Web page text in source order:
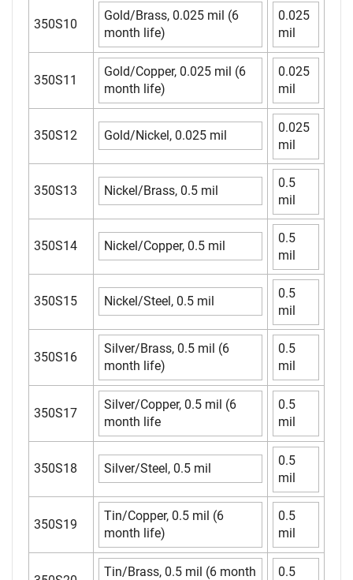
350S10
Gold/Brass, 0.025 mil (6
month life)
0.025
mil
350S11
Gold/Copper, 0.025 mil (6
month life)
0.025
mil
350S12 Gold/Nickel, 0.025 mil
0.025
mil
350S13 Nickel/Brass, 0.5 mil
0.5
mil
350S14 Nickel/Copper, 0.5 mil
0.5
mil
350S15 Nickel/Steel, 0.5 mil
0.5
mil
350S16
Silver/Brass, 0.5 mil (6
month life)
0.5
mil
350S17
Silver/Copper, 0.5 mil (6
month life
0.5
mil
350S18 Silver/Steel, 0.5 mil
0.5
mil
350S19
Tin/Copper, 0.5 mil (6
month life)
0.5
mil
Tin/Brass, 0.5 mil (6 month
0.5